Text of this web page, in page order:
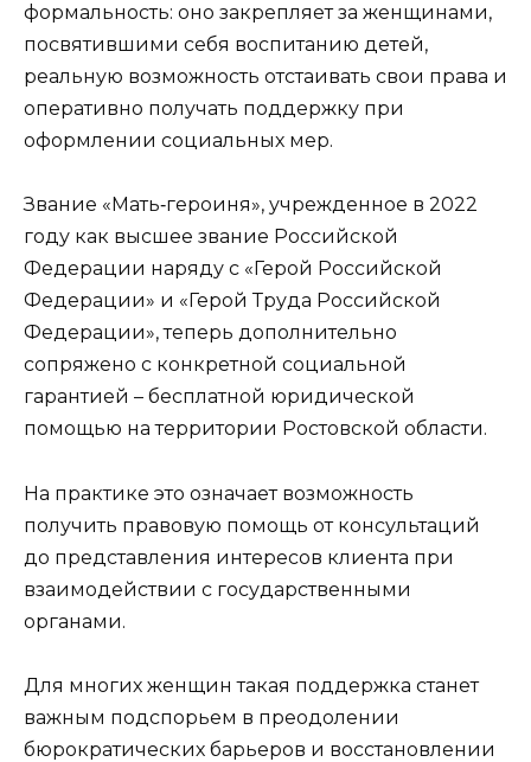
формальность: оно закрепляет за женщинами,
посвятившими себя воспитанию детей,
реальную возможность отстаивать свои права и
оперативно получать поддержку при
оформлении социальных мер.
Звание «Мать‑героиня», учрежденное в 2022
году как высшее звание Российской
Федерации наряду с «Герой Российской
Федерации» и «Герой Труда Российской
Федерации», теперь дополнительно
сопряжено с конкретной социальной
гарантией – бесплатной юридической
помощью на территории Ростовской области.
На практике это означает возможность
получить правовую помощь от консультаций
до представления интересов клиента при
взаимодействии с государственными
органами.
Для многих женщин такая поддержка станет
важным подспорьем в преодолении
бюрократических барьеров и восстановлении